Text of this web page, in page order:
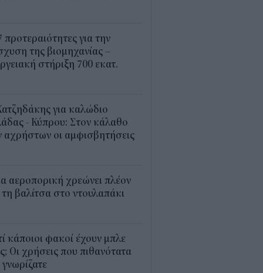
προτεραιότητες για την
της βιομηχανίας –
στήριξη 700 εκατ.
για καλώδιο
- Κύπρου: Στον κάλαθο
αχρήστων οι αμφισβητήσεις
αεροπορική χρεώνει πλέον
τη βαλίτσα στο ντουλαπάκι
κάποιοι φακοί έχουν μπλε
Οι χρήσεις που πιθανότατα
γνωρίζατε